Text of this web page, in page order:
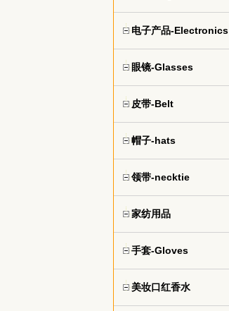
电子产品-Electronics
眼镜-Glasses
皮带-Belt
帽子-hats
领带-necktie
家纺用品
手套-Gloves
美妆口红香水